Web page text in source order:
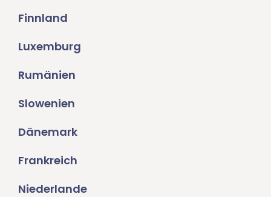
Finnland
Luxemburg
Rumänien
Slowenien
Dänemark
Frankreich
Niederlande